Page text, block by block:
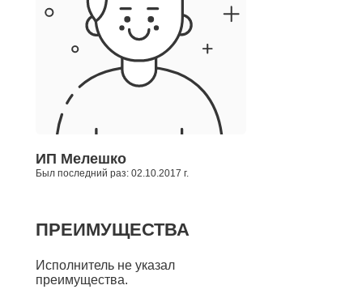
Подобрать исполнителя
ИП Мелешко
Был последний раз: 02.10.2017 г.
ПРЕИМУЩЕСТВА
Исполнитель не указал
преимущества.